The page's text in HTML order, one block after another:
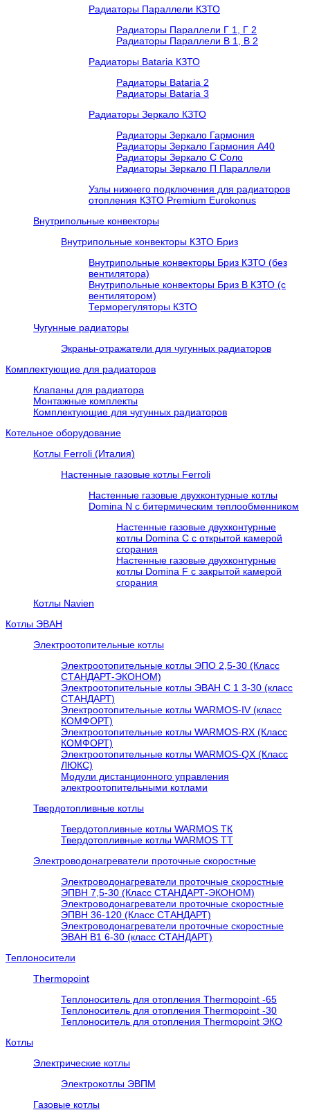
Радиаторы Параллели КЗТО
Радиаторы Параллели Г 1, Г 2
Радиаторы Параллели В 1, В 2
Радиаторы Bataria КЗТО
Радиаторы Bataria 2
Радиаторы Bataria 3
Радиаторы Зеркало КЗТО
Радиаторы Зеркало Гармония
Радиаторы Зеркало Гармония А40
Радиаторы Зеркало С Соло
Радиаторы Зеркало П Параллели
Узлы нижнего подключения для радиаторов
отопления КЗТО Premium Eurokonus
Внутрипольные конвекторы
Внутрипольные конвекторы КЗТО Бриз
Внутрипольные конвекторы Бриз КЗТО (без
вентилятора)
Внутрипольные конвекторы Бриз В КЗТО (с
вентилятором)
Терморегуляторы КЗТО
Чугунные радиаторы
Экраны-отражатели для чугунных радиаторов
Комплектующие для радиаторов
Клапаны для радиатора
Монтажные комплекты
Комплектующие для чугунных радиаторов
Котельное оборудование
Котлы Ferroli (Италия)
Настенные газовые котлы Ferroli
Настенные газовые двухконтурные котлы
Domina N с битермическим теплообменником
Настенные газовые двухконтурные
котлы Domina C с открытой камерой
сгорания
Настенные газовые двухконтурные
котлы Domina F с закрытой камерой
сгорания
Котлы Navien
Котлы ЭВАН
Электроотопительные котлы
Электроотопительные котлы ЭПО 2,5-30 (Класс
СТАНДАРТ-ЭКОНОМ)
Электроотопительные котлы ЭВАН С 1 3-30 (класс
СТАНДАРТ)
Электроотопительные котлы WARMOS-IV (класс
КОМФОРТ)
Электроотопительные котлы WARMOS-RX (Класс
КОМФОРТ)
Электроотопительные котлы WARMOS-QX (Класс
ЛЮКС)
Модули дистанционного управления
электроотопительными котлами
Твердотопливные котлы
Твердотопливные котлы WARMOS TК
Твердотопливные котлы WARMOS TT
Электроводонагреватели проточные скоростные
Электроводонагреватели проточные скоростные
ЭПВН 7,5-30 (Класс СТАНДАРТ-ЭКОНОМ)
Электроводонагреватели проточные скоростные
ЭПВН 36-120 (Класс СТАНДАРТ)
Электроводонагреватели проточные скоростные
ЭВАН В1 6-30 (класс СТАНДАРТ)
Теплоносители
Thermopoint
Теплоноситель для отопления Thermopoint -65
Теплоноситель для отопления Thermopoint -30
Теплоноситель для отопления Thermopoint ЭКО
Котлы
Электрические котлы
Электрокотлы ЭВПМ
Газовые котлы